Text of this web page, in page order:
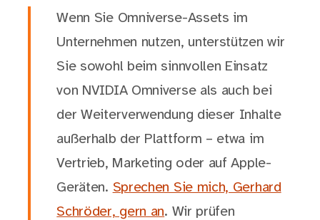
Wenn Sie Omniverse-Assets im
Unternehmen nutzen, unterstützen wir
Sie sowohl beim sinnvollen Einsatz
von NVIDIA Omniverse als auch bei
der Weiterverwendung dieser Inhalte
außerhalb der Plattform – etwa im
Vertrieb, Marketing oder auf Apple-
Geräten. Sprechen Sie mich, Gerhard
Schröder, gern an. Wir prüfen